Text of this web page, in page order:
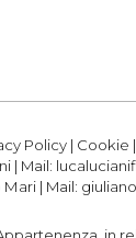
Policy | Cookie |
| Mail:
Mari| Mail: